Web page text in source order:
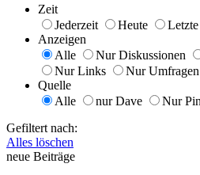
Zeit
Jederzeit
Heute
Anzeigen
Alle
Nur Diskussionen
Nur Links
Nur Umfragen
Quelle
Alle
nur Dave Nur
Gefiltert nach:
Alles löschen
neue Beiträge